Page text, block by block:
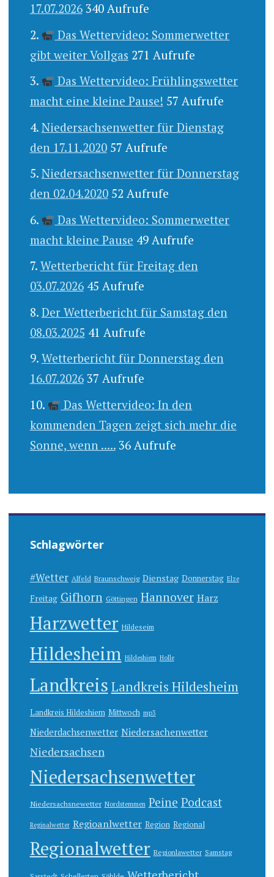
17.07.2026 340 Aufrufe
Das Wettervideo: Sommerwetter
gibt weiter Vollgas 271 Aufrufe
Das Wettervideo: Frühlingswetter
macht eine kleine Pause! 57 Aufrufe
Niedersachsenwetter für Dienstag
den 17.11.2020 57 Aufrufe
Niedersachsenwetter für Donnerstag
den 02.04.2020 52 Aufrufe
Das Wettervideo: Sommerwetter
macht kleine Pause 49 Aufrufe
Wetterbericht für Freitag den
03.07.2026 45 Aufrufe
Der Wetterbericht für Samstag den
08.03.2025 41 Aufrufe
Wetterbericht für Donnerstag den
16.07.2026 37 Aufrufe
Das Wettervideo: In den
kommenden Tagen zeigt sich mehr die
Sonne, wenn ..... 36 Aufrufe
Schlagwörter
#Wetter Alfeld Braunschweig Dienstag Donnerstag Elze
Freitag Gifhorn Göttingen Hannover Harz
Harzwetter Hildeseim
Hildesheim Hildeshiem Holle
Landkreis Landkreis Hildesheim
Landkreis Hildeshiem Mittwoch mp3
Niederdachsenwetter Niedersachenwetter
Niedersachsen
Niedersachsenwetter
Niedersachsnewetter Nordstemmen Peine Podcast
Reginalwetter Regioanlwetter Region Regional
Regionalwetter Regionlawetter Samstag